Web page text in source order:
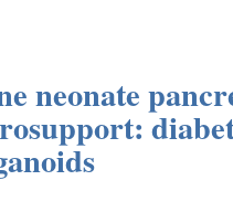
neonate